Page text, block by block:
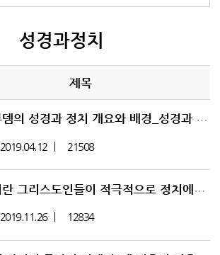
성경과정치
제목
웨인 그루뎀의 성경과 정치 개요와 배경_성경과 정치 01
2019.04.12 21508
정교 분리란 그리스도인들이 적극적으로 정치에 참여하는 것이다_성경과 정치 30
2019.11.26 12834